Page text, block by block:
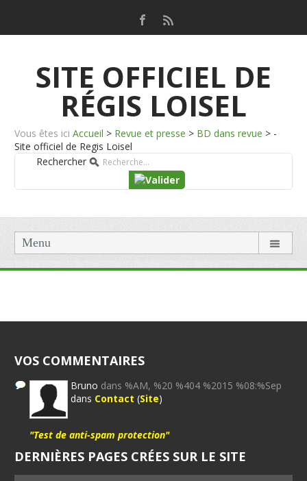
SITE OFFICIEL DE
RÉGIS LOISEL
Vous êtes ici Accueil > Revue et presse > BD dans revue > -
Site officiel de Regis Loisel
Rechercher
Menu
VOS COMMENTAIRES
Bruno dans %AM, %20 %404 %2015 %08:%Sep
dans Contact (Site)
"Test de anti-spam protection"
DERNIÈRES PAGES CRÉES SUR LE SITE